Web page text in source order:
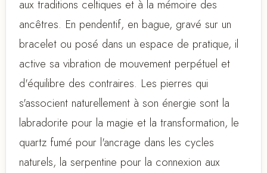
aux traditions celtiques et à la mémoire des
ancêtres. En pendentif, en bague, gravé sur un
bracelet ou posé dans un espace de pratique, il
active sa vibration de mouvement perpétuel et
d'équilibre des contraires. Les pierres qui
s'associent naturellement à son énergie sont la
labradorite pour la magie et la transformation, le
quartz fumé pour l'ancrage dans les cycles
naturels, la serpentine pour la connexion aux